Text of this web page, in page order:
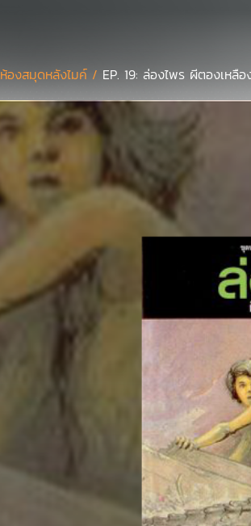
ห้องสมุดหลังไมค์ / EP. 19: ล่องไพร ผีตองเหลื